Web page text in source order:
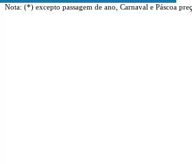
Nota: (*) excepto passagem de ano, Carnaval e Páscoa